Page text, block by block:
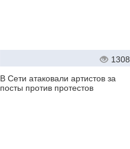
1308
В Сети атаковали артистов за
посты против протестов